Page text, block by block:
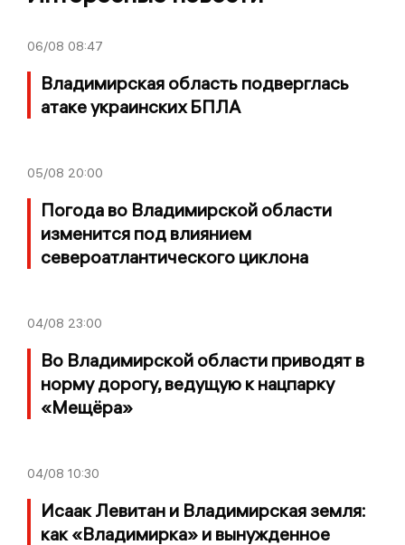
06/08 08:47
Владимирская область подверглась
атаке украинских БПЛА
05/08 20:00
Погода во Владимирской области
изменится под влиянием
североатлантического циклона
04/08 23:00
Во Владимирской области приводят в
норму дорогу, ведущую к нацпарку
«Мещёра»
04/08 10:30
Исаак Левитан и Владимирская земля:
как «Владимирка» и вынужденное